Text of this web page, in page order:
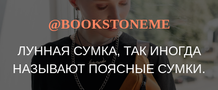
@BOOKSTONEME
ЛУННАЯ СУМКА, ТАК ИНОГДА
НАЗЫВАЮТ ПОЯСНЫЕ СУМКИ.